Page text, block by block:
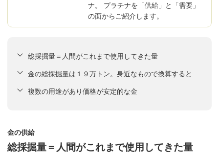
ナ。 プラチナを「供給」と「需要」
の面からご紹介します。
総採掘量＝人間がこれまで使用してきた量
金の総採掘量は１９万トン。身近なもので換算すると…
複数の用途があり価格が安定的な金
金の供給
総採掘量＝人間がこれまで使用してきた量